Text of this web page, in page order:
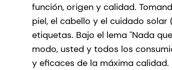
función, origen y calidad.
piel, el cabello y el cuidado solar
etiquetas. Bajo el lema "Nada
modo, usted y todos los
y eficaces de la máxima calidad.